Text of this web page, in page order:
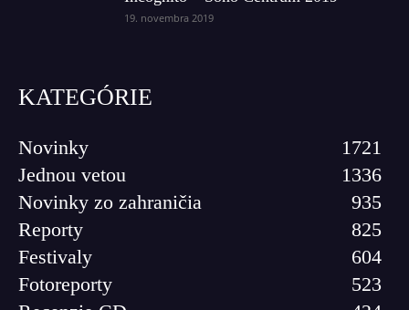
19. novembra 2019
KATEGÓRIE
Novinky
1721
Jednou vetou
1336
Novinky zo zahraničia
935
Reporty
825
Festivaly
604
Fotoreporty
523